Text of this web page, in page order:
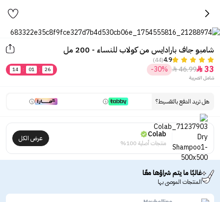
شامبو جاف بارادايس من كولاب للنساء - 200 مل
4.9
(44)
33

46.99

-30%
14 : 01 :
26
شامل الضريبة
هل تريد الدفع بالتقسيط؟
Colab
منتجات أصلية 100%
عرض الكل
غالبًا ما يتم شراؤها معًا
المنتجات الموصى بها